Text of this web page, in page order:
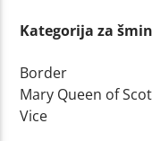
Kategorija za
Border
Mary Queen of
Vice